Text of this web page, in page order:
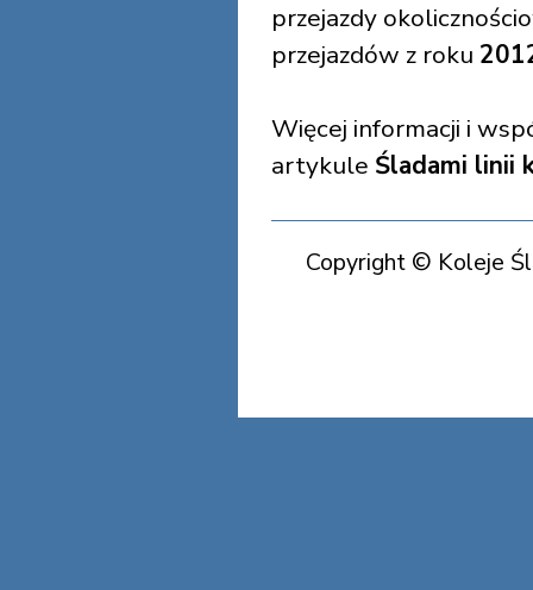
przejazdy
przejazdów z roku
Więcej informacji i
artykule Śladami linii
Copyright © Koleje